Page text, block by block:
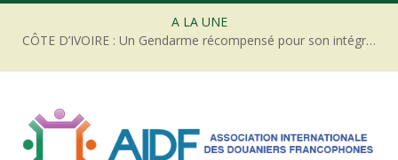
A LA UNE
CÔTE D’IVOIRE : Un Gendarme récompensé pour son intégrité face à une tentative de corruption